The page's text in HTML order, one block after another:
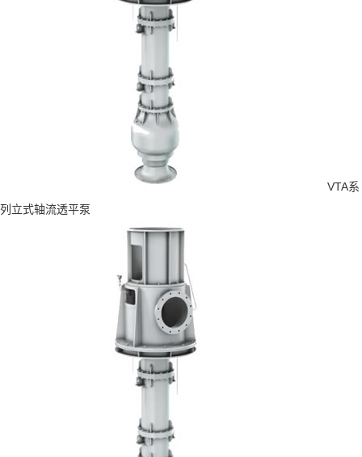
VTA系
列立式轴流透平泵